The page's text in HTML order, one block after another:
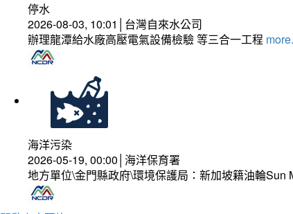
停水
2026-08-03, 10:01│台灣自來水公司
辦理龍潭給水廠高壓電氣設備檢驗 等三合一工程
海洋污染
2026-05-19, 00:00│海洋保育署
地方單位\金門縣政府\環境保護局：新加坡籍油輪Sun